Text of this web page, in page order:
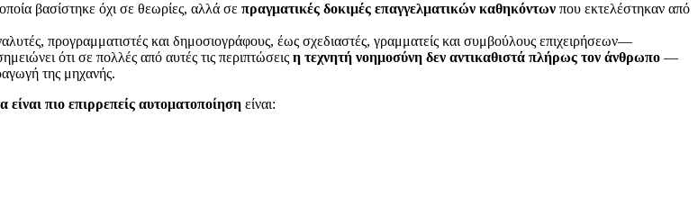
βασίστηκε όχι σε θεωρίες, αλλά σε πραγματικές δοκιμές επαγγελματικών καθηκόντων που εκτελέστηκαν από
προγραμματιστές και δημοσιογράφους, έως σχεδιαστές, γραμματείς και συμβούλους επιχειρήσεων—
ότι σε πολλές από αυτές τις περιπτώσεις η τεχνητή νοημοσύνη δεν αντικαθιστά πλήρως τον άνθρωπο —
της μηχανής.
πιο επιρρεπείς αυτοματοποίηση είναι: